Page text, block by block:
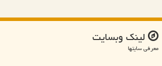
لینك وبسایت
معرفی سایتها